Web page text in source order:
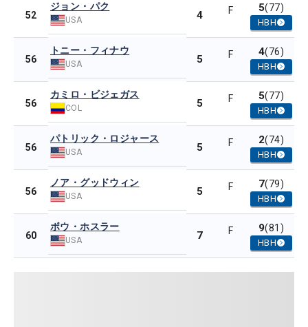
52
ジョン・パク
USA 4 F 5(77)
HBH
56
トニー・フィナウ
USA 5 F 4(76)
HBH
56
カミロ・ビジェガス
COL 5 F 5(77)
HBH
56
パトリック・ロジャース
USA 5 F 2(74)
HBH
56
ノア・グッドウィン
USA 5 F 7(79)
HBH
60
ボウ・ホスラー
USA 7 F 9(81)
HBH